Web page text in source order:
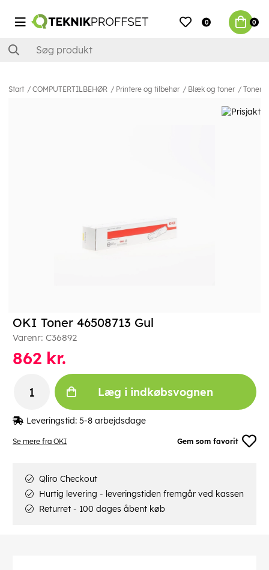
0 0
Start COMPUTERTILBEHØR Printere og tilbehør Blæk og toner Toner
Se mere fra OKI Gem som favorit
OKI Toner 46508713 Gul
Varenr: C36892
862 kr.
Læg i indkøbsvognen
Leveringstid: 5-8 arbejdsdage
Qliro Checkout
Hurtig levering - leveringstiden fremgår ved kassen
Returret - 100 dages åbent køb